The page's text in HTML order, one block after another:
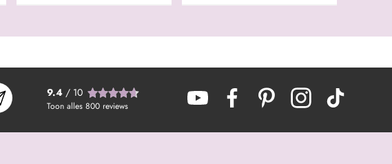
9.4/ 10
Toon alles 800 reviews